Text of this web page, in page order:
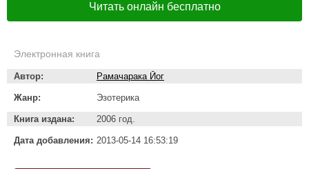
Читать онлайн бесплатно
Электронная книга
Автор: Рамачарака Йог
Жанр: Эзотерика
Книга издана: 2006 год.
Дата добавления: 2013-05-14 16:53:19